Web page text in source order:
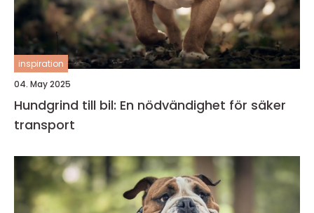
inspiration
04. May 2025
Hundgrind till bil: En nödvändighet för säker
transport